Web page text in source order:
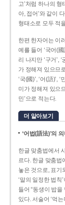
고’처럼 하나의 형
아, 접어’와 같이
형태소로 모두 적
한편 한자어는 이
예를 들어 ‘국어(
리 나지만 ‘구거’,
가 정해져 있으므
‘국(國)’, ‘어(語)’,
미가 정해져 있으
민’으로 적는다.
더 알아보기
‘어법(語法)’의 의
한글 맞춤법에서
르다. 한글 맞춤법
놓은 것으로, 표기
‘말의 일정한 법칙
들어 “동생이 밥
있다. 서술어 ‘먹